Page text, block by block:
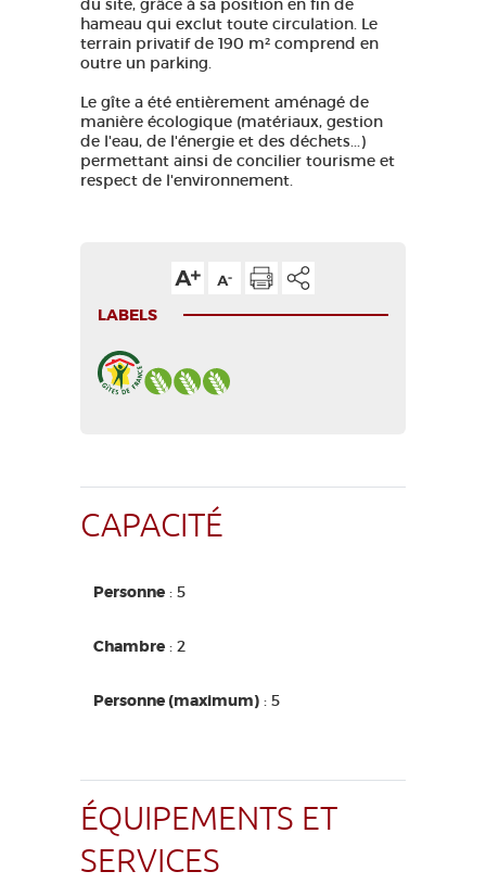
du site, grâce à sa position en fin de
hameau qui exclut toute circulation. Le
terrain privatif de 190 m² comprend en
outre un parking.
Le gîte a été entièrement aménagé de
manière écologique (matériaux, gestion
de l'eau, de l'énergie et des déchets...)
permettant ainsi de concilier tourisme et
respect de l'environnement.
LABELS
CAPACITÉ
Personne : 5
Chambre : 2
Personne (maximum) : 5
ÉQUIPEMENTS ET
SERVICES